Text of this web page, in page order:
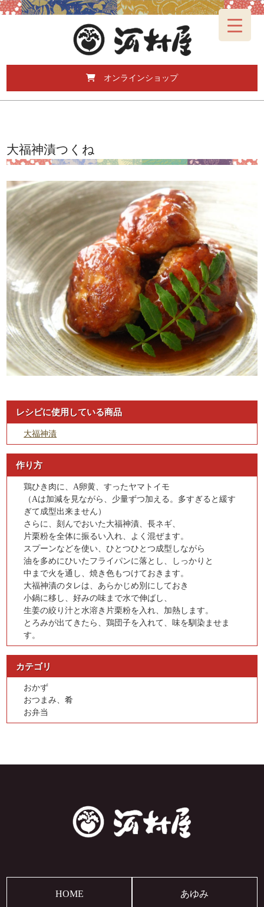
オンラインショップ
大福神漬つくね
レシピに使用している商品
大福神漬
作り方
鶏ひき肉に、A卵黄、すったヤマトイモ
（Aは加減を見ながら、少量ずつ加える。多すぎると緩す
ぎて成型出来ません）
さらに、刻んでおいた大福神漬、長ネギ、
片栗粉を全体に振るい入れ、よく混ぜます。
スプーンなどを使い、ひとつひとつ成型しながら
油を多めにひいたフライパンに落とし、しっかりと
中まで火を通し、焼き色もつけておきます。
大福神漬のタレは、あらかじめ別にしておき
小鍋に移し、好みの味まで水で伸ばし、
生姜の絞り汁と水溶き片栗粉を入れ、加熱します。
とろみが出てきたら、鶏団子を入れて、味を馴染ませま
す。
カテゴリ
おかず
おつまみ、肴
お弁当
HOME あゆみ